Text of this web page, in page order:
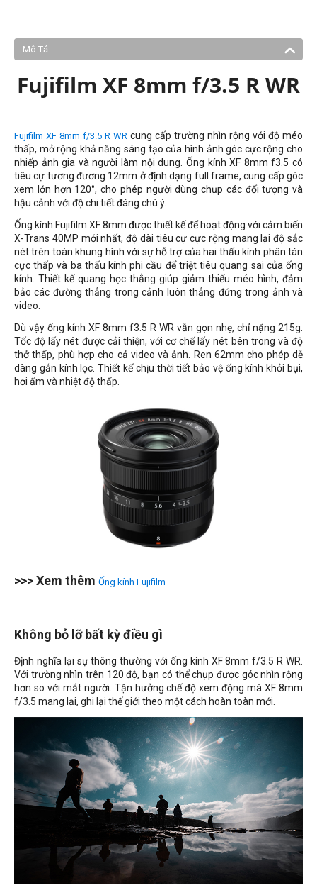
Mô Tả
Fujifilm XF 8mm f/3.5 R WR
Fujifilm XF 8mm f/3.5 R WR cung cấp trường nhìn rộng với độ méo
thấp, mở rộng khả năng sáng tạo của hình ảnh góc cực rộng cho
nhiếp ảnh gia và người làm nội dung. Ống kính XF 8mm f3.5 có
tiêu cự tương đương 12mm ở định dạng full frame, cung cấp góc
xem lớn hơn 120°, cho phép người dùng chụp các đối tượng và
hậu cảnh với độ chi tiết đáng chú ý.
Ống kính Fujifilm XF 8mm được thiết kế để hoạt động với cảm biến
X-Trans 40MP mới nhất, độ dài tiêu cự cực rộng mang lại độ sắc
nét trên toàn khung hình với sự hỗ trợ của hai thấu kính phân tán
cực thấp và ba thấu kính phi cầu để triệt tiêu quang sai của ống
kính. Thiết kế quang học thẳng giúp giảm thiểu méo hình, đảm
bảo các đường thẳng trong cảnh luôn thẳng đứng trong ảnh và
video.
Dù vậy ống kính XF 8mm f3.5 R WR vẫn gọn nhẹ, chỉ nặng 215g.
Tốc độ lấy nét được cải thiện, với cơ chế lấy nét bên trong và độ
thở thấp, phù hợp cho cả video và ảnh. Ren 62mm cho phép dễ
dàng gắn kính lọc. Thiết kế chịu thời tiết bảo vệ ống kính khỏi bụi,
hơi ẩm và nhiệt độ thấp.
>>> Xem thêm Ống kính Fujifilm
Không bỏ lỡ bất kỳ điều gì
Định nghĩa lại sự thông thường với ống kính XF 8mm f/3.5 R WR.
Với trường nhìn trên 120 độ, bạn có thể chụp được góc nhìn rộng
hơn so với mắt người. Tận hưởng chế độ xem động mà XF 8mm
f/3.5 mang lại, ghi lại thế giới theo một cách hoàn toàn mới.